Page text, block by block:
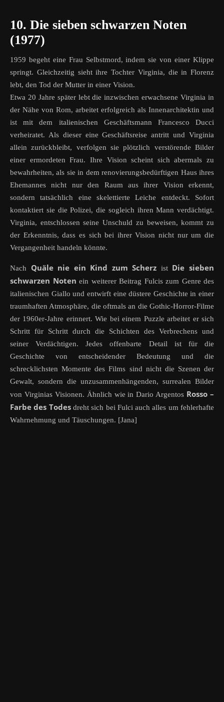
10. Die sieben schwarzen Noten
(1977)
1959 begeht eine Frau Selbstmord, indem sie von einer Klippe
springt. Gleichzeitig sieht ihre Tochter Virginia, die in Florenz
lebt, den Tod der Mutter in einer Vision.
Etwa 20 Jahre später lebt die inzwischen erwachsene Virginia in
der Nähe von Rom, arbeitet erfolgreich als Innenarchitektin und
ist mit dem italienischen Geschäftsmann Francesco Ducci
verheiratet. Als dieser eine Geschäftsreise antritt und Virginia
allein zurückbleibt, verfolgen sie plötzlich verstörende Bilder
einer ermordeten Frau. Ihre Vision scheint sich abermals zu
bewahrheiten, als sie in dem renovierungsbedürftigen Haus ihres
Ehemannes nicht nur den Raum aus ihrer Vision erkennt,
sondern tatsächlich eine skelettierte Leiche entdeckt. Sofort
kontaktiert sie die Polizei, die sogleich ihren Mann verdächtigt.
Virginia, entschlossen seine Unschuld zu beweisen, kommt zu
der Erkenntnis, dass es sich bei ihrer Vision nicht nur um die
Vergangenheit handeln könnte.
Nach Quäle nie ein Kind zum Scherz ist Die sieben
schwarzen Noten ein weiterer Beitrag Fulcis zum Genre des
italienischen Giallo und entwirft eine düstere Geschichte in einer
traumhaften Atmosphäre, die oftmals an die Gothic-Horror-Filme
der 1960er-Jahre erinnert. Wie bei einem Puzzle arbeitet er sich
Schritt für Schritt durch die Schichten des Verbrechens und
seiner Verdächtigen. Jedes offenbarte Detail ist für die
Geschichte von entscheidender Bedeutung und die
schrecklichsten Momente des Films sind nicht die Szenen der
Gewalt, sondern die unzusammenhängenden, surrealen Bilder
von Virginias Visionen. Ähnlich wie in Dario Argentos Rosso –
Farbe des Todesdreht sich bei Fulci auch alles um fehlerhafte
Wahrnehmung und Täuschungen. [Jana]